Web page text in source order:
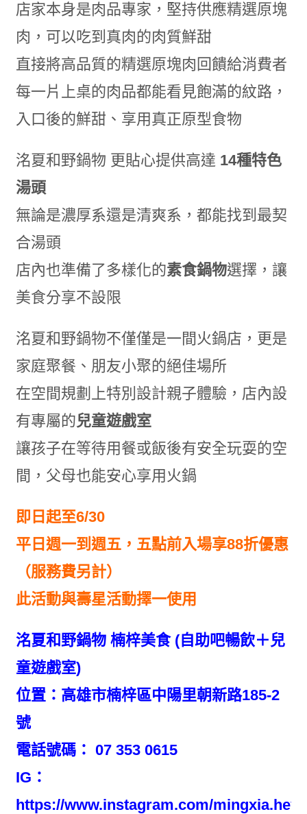
店家本身是肉品專家，堅持供應精選原塊
肉，可以吃到真肉的肉質鮮甜
直接將高品質的精選原塊肉回饋給消費者
每一片上桌的肉品都能看見飽滿的紋路，
入口後的鮮甜、享用真正原型食物
洺夏和野鍋物 更貼心提供高達 14種特色
湯頭
無論是濃厚系還是清爽系，都能找到最契
合湯頭
店內也準備了多樣化的素食鍋物選擇，讓
美食分享不設限
洺夏和野鍋物不僅僅是一間火鍋店，更是
家庭聚餐、朋友小聚的絕佳場所
在空間規劃上特別設計親子體驗，店內設
有專屬的兒童遊戲室
讓孩子在等待用餐或飯後有安全玩耍的空
間，父母也能安心享用火鍋
即日起至6/30
平日週一到週五，五點前入場享88折優惠
（服務費另計）
此活動與壽星活動擇一使用
洺夏和野鍋物 楠梓美食 (自助吧暢飲＋兒
童遊戲室)
位置：高雄市楠梓區中陽里朝新路185-2
號
電話號碼： 07 353 0615
IG：
https://www.instagram.com/